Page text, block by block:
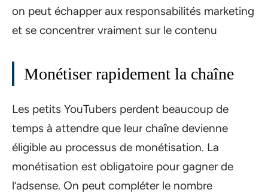
on peut échapper aux responsabilités marketing
et se concentrer vraiment sur le contenu
Monétiser rapidement la chaîne
Les petits YouTubers perdent beaucoup de
temps à attendre que leur chaîne devienne
éligible au processus de monétisation. La
monétisation est obligatoire pour gagner de
l’adsense. On peut compléter le nombre